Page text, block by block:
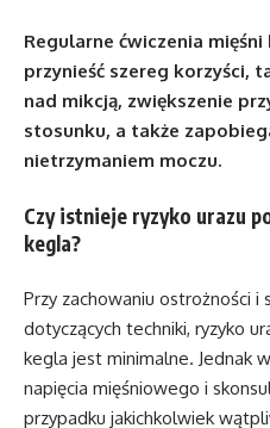
Regularne ćwiczenia
przynieść szereg korzyści,
nad mikcją, zwiększenie
stosunku, a także
nietrzymaniem moczu.
Czy istnieje ryzyko urazu
kegla?
Przy zachowaniu ostrożności
dotyczących techniki, ryzyko
kegla jest minimalne. Jednak
napięcia mięśniowego i
przypadku jakichkolwiek